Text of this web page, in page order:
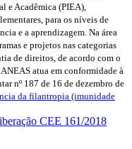
e Acadêmica (PIEA),
para os níveis de
e a aprendizagem. Na área
e projetos nas categorias
de direitos, de acordo com o
atua em conformidade à
nº 187 de 16 de dezembro de
da filantropia (imunidade
CEE 161/2018